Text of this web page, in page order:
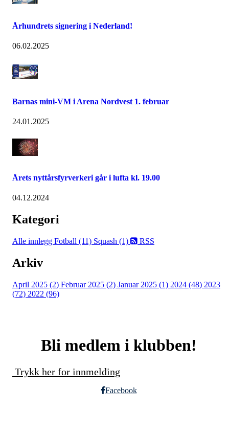
Århundrets signering i Nederland!
06.02.2025
Barnas mini-VM i Arena Nordvest 1. februar
24.01.2025
Årets nyttårsfyrverkeri går i lufta kl. 19.00
04.12.2024
Kategori
Alle innlegg Fotball (11) Squash (1) RSS
Arkiv
April 2025 (2) Februar 2025 (2) Januar 2025 (1) 2024 (48) 2023
(72) 2022 (96)
Bli medlem i klubben!
Trykk her for innmelding
Facebook